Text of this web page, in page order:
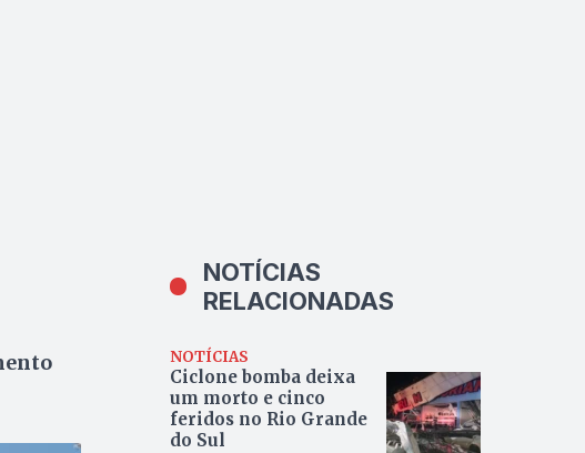
NOTÍCIAS
RELACIONADAS
NOTÍCIAS
Ciclone bomba deixa
um morto e cinco
feridos no Rio Grande
do Sul